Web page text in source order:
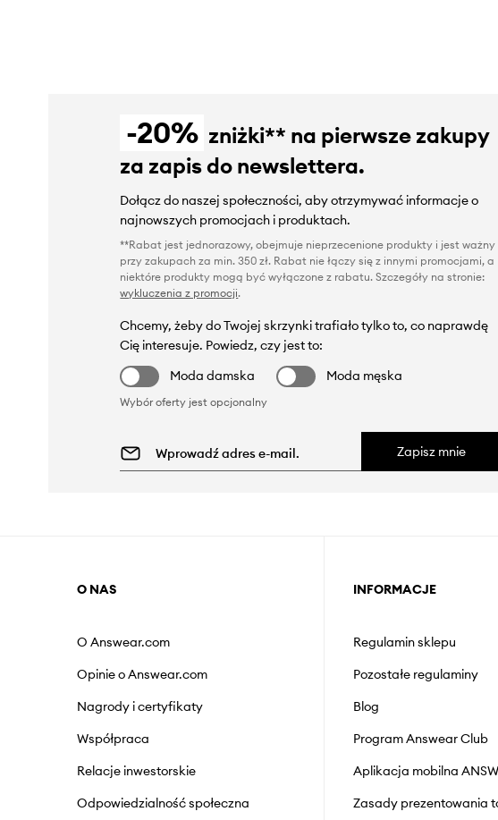
-20% zniżki** na pierwsze zakupy
za zapis do newslettera.
Dołącz do naszej społeczności, aby otrzymywać informacje o
najnowszych promocjach i produktach.
**Rabat jest jednorazowy, obejmuje nieprzecenione produkty i jest ważny
przy zakupach za min. 350 zł. Rabat nie łączy się z innymi promocjami, a
niektóre produkty mogą być wyłączone z rabatu. Szczegóły na stronie:
wykluczenia z promocji.
Chcemy, żeby do Twojej skrzynki trafiało tylko to, co naprawdę
Cię interesuje. Powiedz, czy jest to:
Moda damska
Moda męska
Wybór oferty jest opcjonalny
Zapisz mnie
O NAS
O Answear.com
Opinie o Answear.com
Nagrody i certyfikaty
Współpraca
Relacje inwestorskie
Odpowiedzialność społeczna
INFORMACJE
Regulamin sklepu
Pozostałe regulaminy
Blog
Program Answear Club
Aplikacja mobilna
Zasady prezentowania